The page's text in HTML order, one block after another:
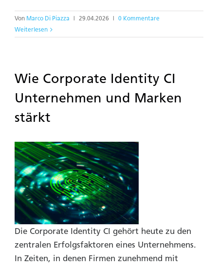
Von Marco Di Piazza 29.04.2026
0 Kommentare
Weiterlesen
Wie Corporate Identity CI
Unternehmen und Marken
stärkt
Die Corporate Identity CI gehört heute zu den
zentralen Erfolgsfaktoren eines Unternehmens.
In Zeiten, in denen Firmen zunehmend mit